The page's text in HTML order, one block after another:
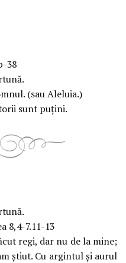
38
(sau Aleluia.)
sunt puţini.
8,4-7.11-13
regi, dar nu de la mine;
ştiut. Cu argintul şi aurul